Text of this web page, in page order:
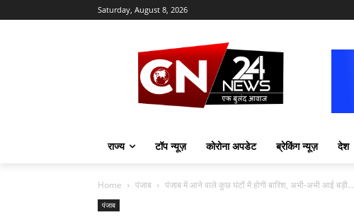
Saturday, August 8, 2026
राज्य टॉप न्यूज़ कोरोना अपडेट ब्रेकिंग न्यूज़ देश
Home पंजाब पंजाब में आने वाले कुछ घंटों में होगी बारिश, अभी-अभी आई बड़ी...
पंजाब